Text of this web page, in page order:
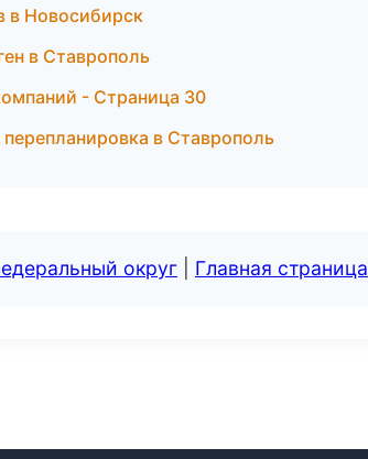
в Новосибирск
в Ставрополь
- Страница 30
в Ставрополь
округ Главная страница